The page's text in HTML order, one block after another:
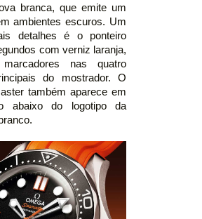
branca, que emite um
ambientes escuros. Um
detalhes é o ponteiro
com verniz laranja,
nas quatro
do mostrador. O
também aparece em
abaixo do logotipo da